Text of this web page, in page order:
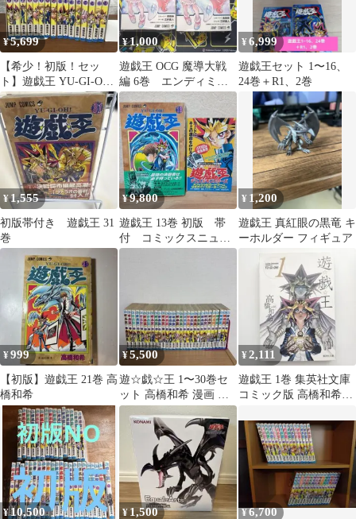
¥5,699
【希少！初版！セッ
ト】遊戯王 YU-GI-OH!
高橋和希
¥1,000
遊戯王 OCG 魔導大戦
編 6巻 エンディミオ
ンの侍女ヴェール シ
ュリンク付き
¥6,999
遊戯王セット 1〜16、
24巻＋R1、2巻
¥1,555
初版帯付き 遊戯王 31
巻
¥9,800
遊戯王 13巻 初版 帯
付 コミックスニュー
ス付 高橋和希
¥ 1,200
遊戯王 真紅眼の黒竜 キ
ーホルダー フィギュア
¥999
【初版】遊戯王 21巻 高
橋和希
¥5,500
遊☆戯☆王 1〜30巻セ
ット 高橋和希 漫画 コ
ミック まとめ売り 初
版多数
¥2,111
遊戯王 1巻 集英社文庫
コミック版 高橋和希
¥10,500 ¥1,500 ¥6,700